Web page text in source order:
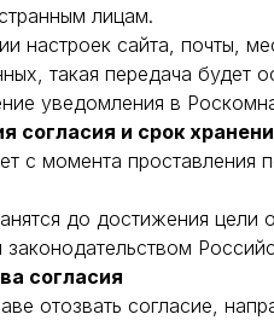
лицам.
настроек сайта, почты,
такая передача будет
уведомления в
согласия и срок
с момента
до достижения
законодательством
согласия
отозвать согласие,